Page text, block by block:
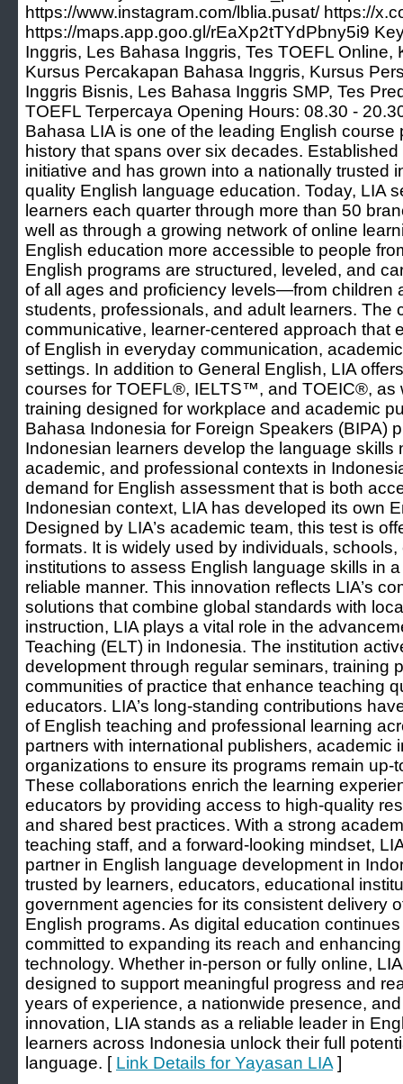
https://www.instagram.com/lblia.pusat/ https://
https://maps.app.goo.gl/rEaXp2tTYdPbny5i9
Inggris, Les Bahasa Inggris, Tes TOEFL
Kursus Percakapan Bahasa Inggris, Kursus
Inggris Bisnis, Les Bahasa Inggris SMP, Tes
TOEFL Terpercaya Opening Hours: 08.30 -
Bahasa LIA is one of the leading English
history that spans over six decades.
initiative and has grown into a nationally trusted
quality English language education. Today, LIA
learners each quarter through more than 50
well as through a growing network of online
English education more accessible to people
English programs are structured, leveled, and
of all ages and proficiency levels—from children
students, professionals, and adult learners. The
communicative, learner-centered approach that
of English in everyday communication,
settings. In addition to General English, LIA
courses for TOEFL®, IELTS™, and TOEIC®, as
training designed for workplace and academic
Bahasa Indonesia for Foreign Speakers (BIPA)
Indonesian learners develop the language skills
academic, and professional contexts in
demand for English assessment that is both
Indonesian context, LIA has developed its own
Designed by LIA’s academic team, this test is
formats. It is widely used by individuals,
institutions to assess English language skills in
reliable manner. This innovation reflects LIA’s
solutions that combine global standards with
instruction, LIA plays a vital role in the
Teaching (ELT) in Indonesia. The institution
development through regular seminars, training
communities of practice that enhance teaching
educators. LIA’s long-standing contributions
of English teaching and professional learning
partners with international publishers, academic
organizations to ensure its programs remain up-
These collaborations enrich the learning
educators by providing access to high-quality
and shared best practices. With a strong
teaching staff, and a forward-looking mindset,
partner in English language development in
trusted by learners, educators, educational
government agencies for its consistent delivery
English programs. As digital education
committed to expanding its reach and
technology. Whether in-person or fully online,
designed to support meaningful progress and
years of experience, a nationwide presence,
innovation, LIA stands as a reliable leader in
learners across Indonesia unlock their full
language. [ Link Details for Yayasan LIA ]